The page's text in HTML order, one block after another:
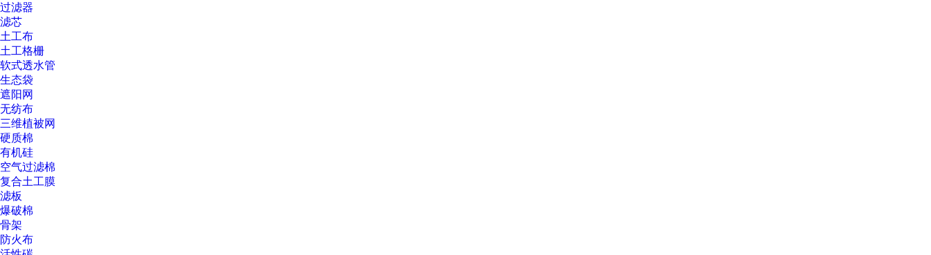
过滤器
滤芯
土工布
土工格栅
软式透水管
生态袋
遮阳网
无纺布
三维植被网
硬质棉
有机硅
空气过滤棉
复合土工膜
滤板
爆破棉
骨架
防火布